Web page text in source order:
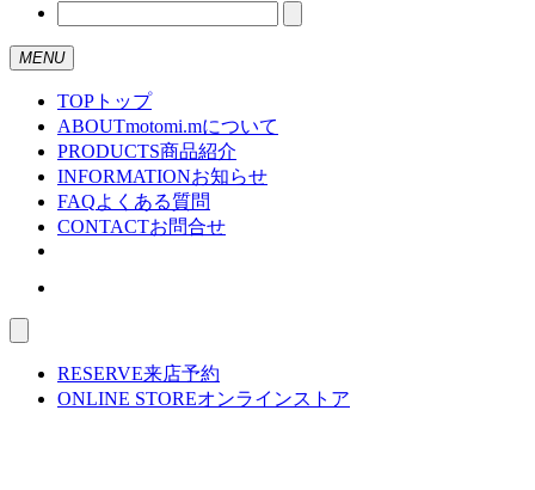
MENU
TOP トップ
ABOUTmotomi.mについて
PRODUCTS商品紹介
INFORMATIONお知らせ
FAQよくある質問
CONTACTお問合せ
RESERVE来店予約
ONLINE STOREオンラインストア